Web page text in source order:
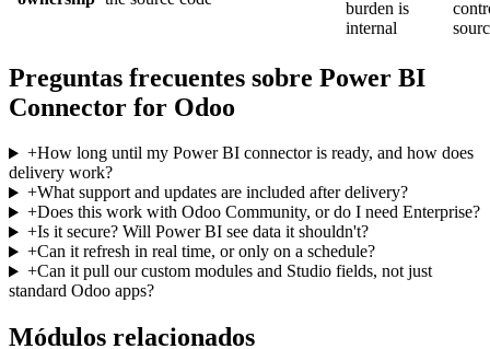
burden is
internal
Preguntas frecuentes sobre Power BI
Connector for Odoo
+How long until my Power BI connector is ready, and how does
delivery work?
+What support and updates are included after delivery?
+Does this work with Odoo Community, or do I need Enterprise?
+Is it secure? Will Power BI see data it shouldn't?
+Can it refresh in real time, or only on a schedule?
+Can it pull our custom modules and Studio fields, not just
standard Odoo apps?
Módulos relacionados